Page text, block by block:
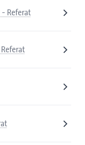
- Referat